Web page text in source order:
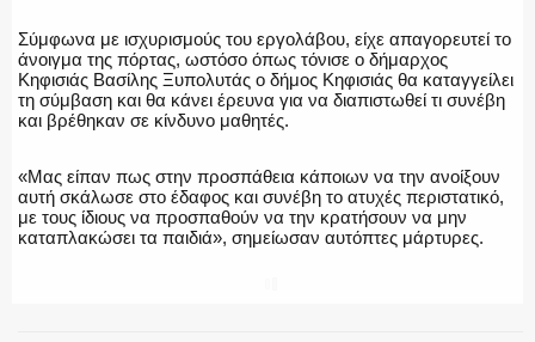
Σύμφωνα με ισχυρισμούς του εργολάβου, είχε απαγορευτεί το
άνοιγμα της πόρτας, ωστόσο όπως τόνισε ο δήμαρχος
Κηφισιάς Βασίλης Ξυπολυτάς ο δήμος Κηφισιάς θα καταγγείλει
τη σύμβαση και θα κάνει έρευνα για να διαπιστωθεί τι συνέβη
και βρέθηκαν σε κίνδυνο μαθητές.
«Μας είπαν πως στην προσπάθεια κάποιων να την ανοίξουν
αυτή σκάλωσε στο έδαφος και συνέβη το ατυχές περιστατικό,
με τους ίδιους να προσπαθούν να την κρατήσουν να μην
καταπλακώσει τα παιδιά», σημείωσαν αυτόπτες μάρτυρες.